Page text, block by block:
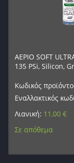
ΑΕΡΙΟ SOFT
135 PSi, Silicon,
Κωδικός
Εναλλακτικός
Λιανική: 11,00 €
Σε απόθεμα